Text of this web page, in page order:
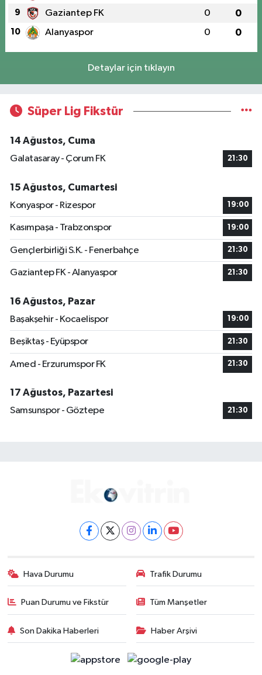
9 Gaziantep FK 0 0
10 Alanyaspor 0 0
Detaylar için tıklayın
Süper Lig Fikstür
14 Ağustos, Cuma
Galatasaray - Çorum FK
21:30
15 Ağustos, Cumartesi
Konyaspor - Rizespor
19:00
Kasımpaşa - Trabzonspor 19:00
Gençlerbirliği S.K. - Fenerbahçe 21:30
Gaziantep FK - Alanyaspor 21:30
16 Ağustos, Pazar
Başakşehir - Kocaelispor
19:00
Beşiktaş - Eyüpspor 21:30
Amed - Erzurumspor FK 21:30
17 Ağustos, Pazartesi
Samsunspor - Göztepe
21:30
Hava Durumu Trafik Durumu
Puan Durumu ve Fikstür Tüm Manşetler
Son Dakika Haberleri Haber Arşivi